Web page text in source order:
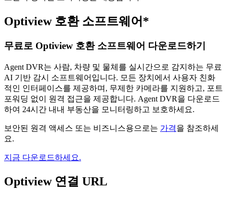
Optiview 호환 소프트웨어*
무료로 Optiview 호환 소프트웨어 다운로드하기
Agent DVR는 사람, 차량 및 물체를 실시간으로 감지하는 무료
AI 기반 감시 소프트웨어입니다. 모든 장치에서 사용자 친화
적인 인터페이스를 제공하며, 무제한 카메라를 지원하고, 포트
포워딩 없이 원격 접근을 제공합니다. Agent DVR을 다운로드
하여 24시간 내내 부동산을 모니터링하고 보호하세요.
보안된 원격 액세스 또는 비즈니스용으로는 가격을 참조하세
요.
지금 다운로드하세요.
Optiview 연결 URL